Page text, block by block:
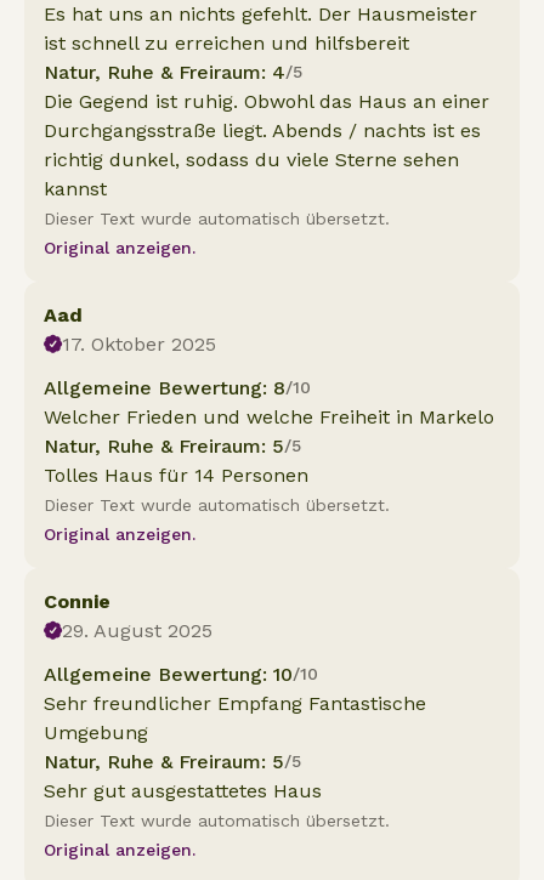
Es hat uns an nichts gefehlt. Der Hausmeister
ist schnell zu erreichen und hilfsbereit
Natur, Ruhe & Freiraum: 4/5
Die Gegend ist ruhig. Obwohl das Haus an einer
Durchgangsstraße liegt. Abends / nachts ist es
richtig dunkel, sodass du viele Sterne sehen
kannst
Dieser Text wurde automatisch übersetzt.
Original anzeigen.
Aad
17. Oktober 2025
Allgemeine Bewertung: 8/10
Welcher Frieden und welche Freiheit in Markelo
Natur, Ruhe & Freiraum: 5/5
Tolles Haus für 14 Personen
Dieser Text wurde automatisch übersetzt.
Original anzeigen.
Connie
29. August 2025
Allgemeine Bewertung: 10/10
Sehr freundlicher Empfang Fantastische
Umgebung
Natur, Ruhe & Freiraum: 5/5
Sehr gut ausgestattetes Haus
Dieser Text wurde automatisch übersetzt.
Original anzeigen.